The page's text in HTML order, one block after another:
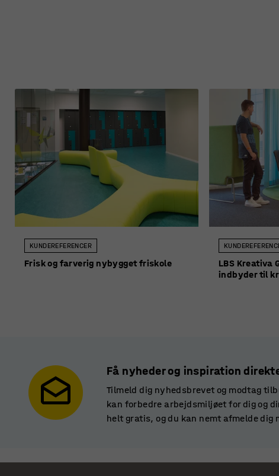
KUNDEREFERENCER
Frisk og farverig nybygget friskole
LBS Kreativa
indbyder til
Få nyheder og inspiration
Tilmeld dig nyhedsbrevet og modtag
kan forbedre arbejdsmiljøet for dig og
helt gratis, og du kan nemt afmelde dig